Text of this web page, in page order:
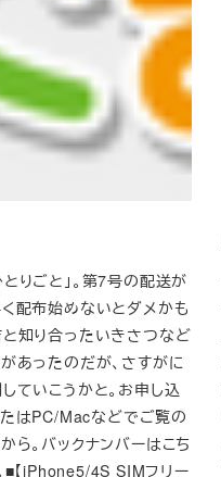
りごと」。第7号の配送が
配布始めないとダメかも
知り合ったいきさつなど
あったのだが、さすがに
ていこうかと。お申し込
たはPC/Macなどでご覧の
ら。バックナンバーはこち
■【iPhone5/4S SIMフリー